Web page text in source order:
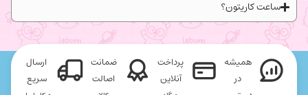
ساعت کاریتون؟
همیشه
در
پرداخت
آنلاین
ضمانت
اصالت
ارسال
سریع